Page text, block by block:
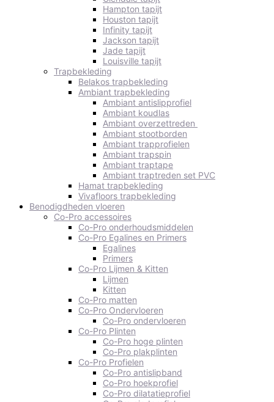
Hampton tapijt
Houston tapijt
Infinity tapijt
Jackson tapijt
Jade tapijt
Louisville tapijt
Trapbekleding
Belakos trapbekleding
Ambiant trapbekleding
Ambiant antislipprofiel
Ambiant koudlas
Ambiant overzettreden
Ambiant stootborden
Ambiant trapprofielen
Ambiant trapspin
Ambiant traptape
Ambiant traptreden set PVC
Hamat trapbekleding
Vivafloors trapbekleding
Benodigdheden vloeren
Co-Pro accessoires
Co-Pro onderhoudsmiddelen
Co-Pro Egalines en Primers
Egalines
Primers
Co-Pro Lijmen & Kitten
Lijmen
Kitten
Co-Pro matten
Co-Pro Ondervloeren
Co-Pro ondervloeren
Co-Pro Plinten
Co-Pro hoge plinten
Co-Pro plakplinten
Co-Pro Profielen
Co-Pro antislipband
Co-Pro hoekprofiel
Co-Pro dilatatieprofiel